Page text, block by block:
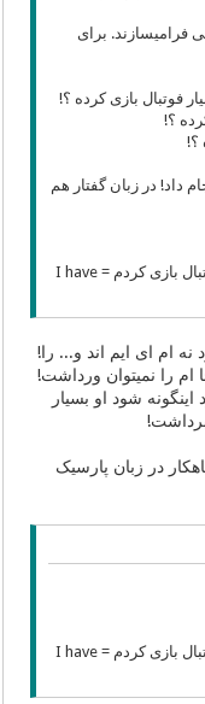
فرامیسازند. برای
داد! در زبان گفتار هم
I played football many times = من خیلی فوتبال بازی کردم = I have
ام ای ایم اند و... را!
ام را نمیتوان ورداشت!
شود او بسیار
برداشت!
در زبان پارسیک
I played football many times = من خیلی فوتبال بازی کردم = I have